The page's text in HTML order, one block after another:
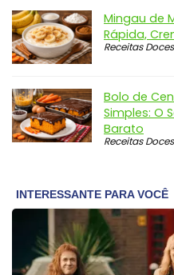
Mingau de
Rápida,
Receitas Doces
Bolo de
Simples: O
Barato
Receitas Doces